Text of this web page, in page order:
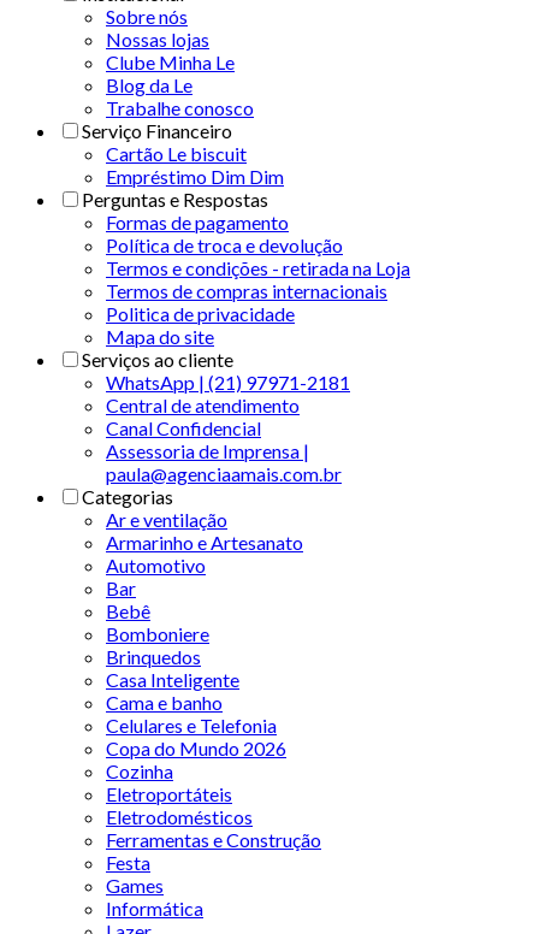
Sobre nós
Nossas lojas
Clube Minha Le
Blog da Le
Trabalhe conosco
Serviço Financeiro
Cartão Le biscuit
Empréstimo Dim Dim
Perguntas e Respostas
Formas de pagamento
Política de troca e devolução
Termos e condições - retirada na Loja
Termos de compras internacionais
Politica de privacidade
Mapa do site
Serviços ao cliente
WhatsApp | (21) 97971-2181
Central de atendimento
Canal Confidencial
Assessoria de Imprensa |
paula@agenciaamais.com.br
Categorias
Ar e ventilação
Armarinho e Artesanato
Automotivo
Bar
Bebê
Bomboniere
Brinquedos
Casa Inteligente
Cama e banho
Celulares e Telefonia
Copa do Mundo 2026
Cozinha
Eletroportáteis
Eletrodomésticos
Ferramentas e Construção
Festa
Games
Informática